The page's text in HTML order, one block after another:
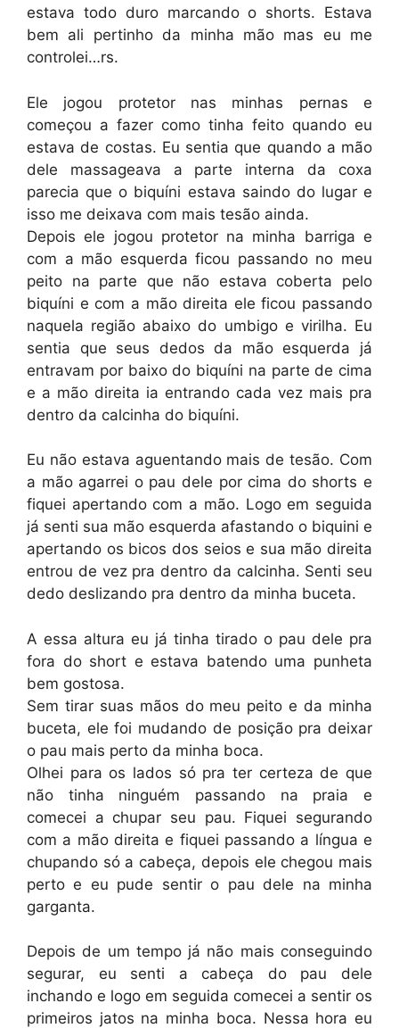
estava todo duro marcando o shorts. Estava
bem ali pertinho da minha mão mas eu me
controlei…rs.
Ele jogou protetor nas minhas pernas e
começou a fazer como tinha feito quando eu
estava de costas. Eu sentia que quando a mão
dele massageava a parte interna da coxa
parecia que o biquíni estava saindo do lugar e
isso me deixava com mais tesão ainda.
Depois ele jogou protetor na minha barriga e
com a mão esquerda ficou passando no meu
peito na parte que não estava coberta pelo
biquíni e com a mão direita ele ficou passando
naquela região abaixo do umbigo e virilha. Eu
sentia que seus dedos da mão esquerda já
entravam por baixo do biquíni na parte de cima
e a mão direita ia entrando cada vez mais pra
dentro da calcinha do biquíni.
Eu não estava aguentando mais de tesão. Com
a mão agarrei o pau dele por cima do shorts e
fiquei apertando com a mão. Logo em seguida
já senti sua mão esquerda afastando o biquini e
apertando os bicos dos seios e sua mão direita
entrou de vez pra dentro da calcinha. Senti seu
dedo deslizando pra dentro da minha buceta.
A essa altura eu já tinha tirado o pau dele pra
fora do short e estava batendo uma punheta
bem gostosa.
Sem tirar suas mãos do meu peito e da minha
buceta, ele foi mudando de posição pra deixar
o pau mais perto da minha boca.
Olhei para os lados só pra ter certeza de que
não tinha ninguém passando na praia e
comecei a chupar seu pau. Fiquei segurando
com a mão direita e fiquei passando a língua e
chupando só a cabeça, depois ele chegou mais
perto e eu pude sentir o pau dele na minha
garganta.
Depois de um tempo já não mais conseguindo
segurar, eu senti a cabeça do pau dele
inchando e logo em seguida comecei a sentir os
primeiros jatos na minha boca. Nessa hora eu